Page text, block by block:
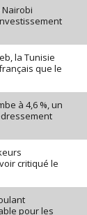
la Tunisie
que le
à 4,6 %, un
critiqué le
pour les